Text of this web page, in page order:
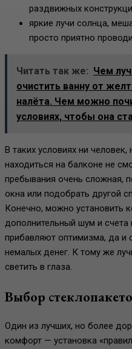
раздвижных
яркие лучи солнца,
просто приятно
Читать так же: Чем
очистить ванну от
налёта. Чем можно
условиях, чтобы она
В таких условиях ни
находиться на балконе не
пребывания очень сложная,
окна или подобрать другой
Конечно, можно установить
дополнительный шум и счета
прибавляют оптимизма, да и
немалых денег. К тому же
светить в глаза.
Выбор
Один из лучших, но более
комфорт — установка